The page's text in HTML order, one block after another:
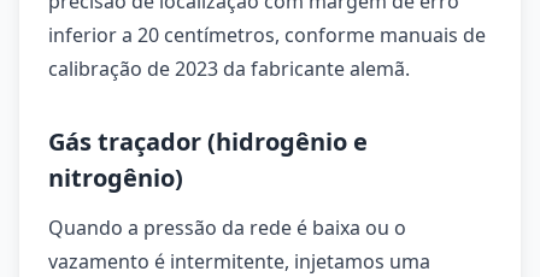
inferior a 20 centímetros, conforme manuais de
calibração de 2023 da fabricante alemã.
Gás traçador (hidrogênio e
nitrogênio)
Quando a pressão da rede é baixa ou o
vazamento é intermitente, injetamos uma